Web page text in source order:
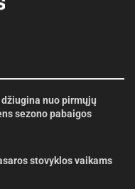
nuo pirmųjų
sezono pabaigos
stovyklos vaikams